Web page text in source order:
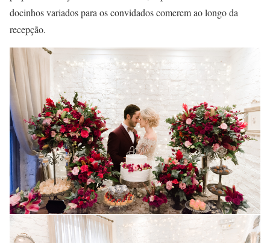
docinhos variados para os convidados comerem ao longo da
recepção.